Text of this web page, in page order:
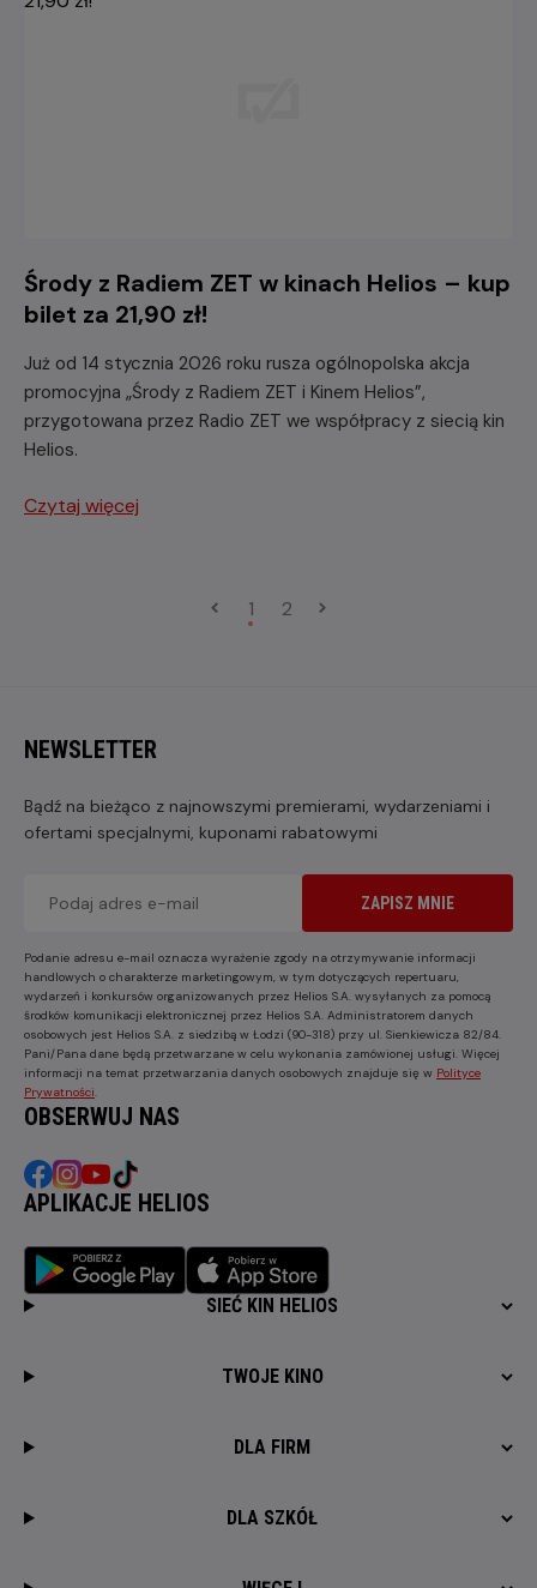
Środy z Radiem ZET w kinach Helios – kup
bilet za 21,90 zł!
Już od 14 stycznia 2026 roku rusza ogólnopolska akcja
promocyjna „Środy z Radiem ZET i Kinem Helios”,
przygotowana przez Radio ZET we współpracy z siecią kin
Helios.
Czytaj więcej
1 2
NEWSLETTER
Bądź na bieżąco z najnowszymi premierami, wydarzeniami i
ofertami specjalnymi, kuponami rabatowymi
ZAPISZ MNIE
Podanie adresu e-mail oznacza wyrażenie zgody na otrzymywanie informacji
handlowych o charakterze marketingowym, w tym dotyczących repertuaru,
wydarzeń i konkursów organizowanych przez Helios S.A. wysyłanych za pomocą
środków komunikacji elektronicznej przez Helios S.A. Administratorem danych
osobowych jest Helios S.A. z siedzibą w Łodzi (90-318) przy ul. Sienkiewicza 82/84.
Pani/Pana dane będą przetwarzane w celu wykonania zamówionej usługi. Więcej
informacji na temat przetwarzania danych osobowych znajduje się w Polityce
Prywatności.
OBSERWUJ NAS
APLIKACJE HELIOS
SIEĆ KIN HELIOS
TWOJE KINO
DLA FIRM
DLA SZKÓŁ